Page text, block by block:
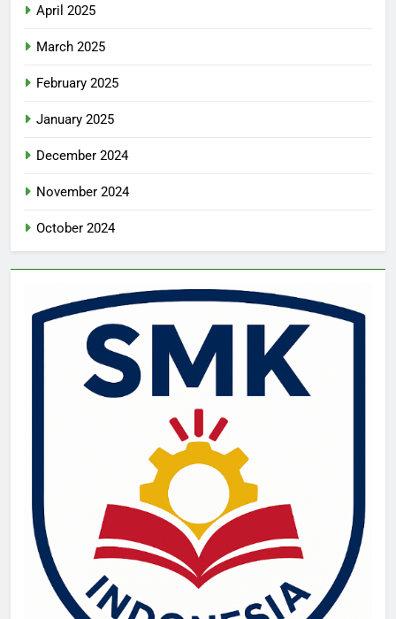
April 2025
March 2025
February 2025
January 2025
December 2024
November 2024
October 2024